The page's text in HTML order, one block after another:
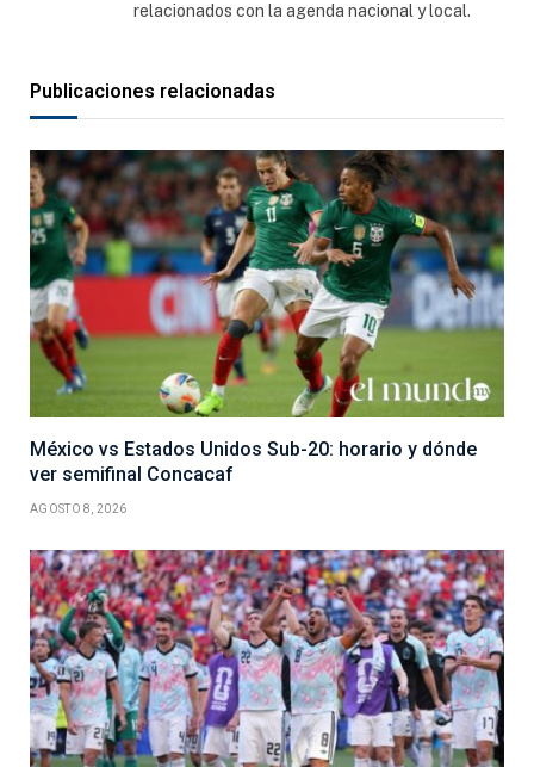
relacionados con la agenda nacional y local.
Publicaciones relacionadas
México vs Estados Unidos Sub-20: horario y dónde
ver semifinal Concacaf
AGOSTO 8, 2026